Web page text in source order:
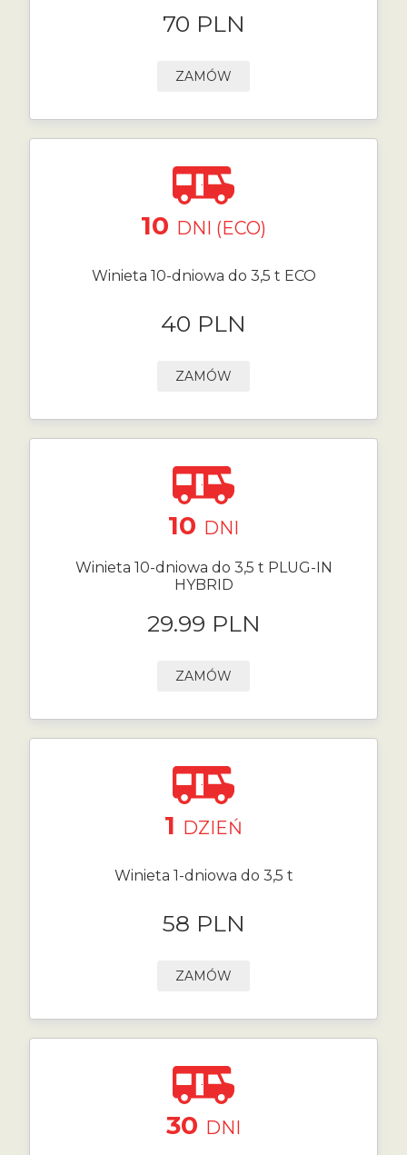
70 PLN
ZAMÓW
10 DNI (ECO)
Winieta 10-dniowa do 3,5 t ECO
40 PLN
ZAMÓW
10 DNI
Winieta 10-dniowa do 3,5 t PLUG-IN
HYBRID
29.99 PLN
ZAMÓW
1 DZIEŃ
Winieta 1-dniowa do 3,5 t
58 PLN
ZAMÓW
30 DNI